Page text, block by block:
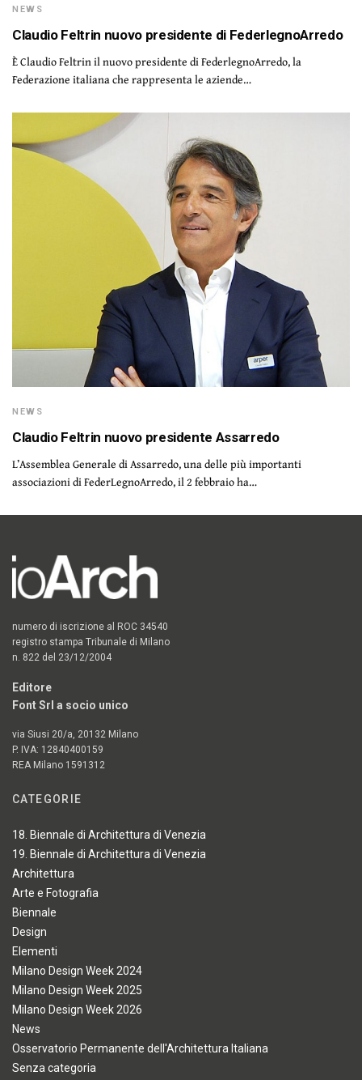
NEWS
Claudio Feltrin nuovo presidente di FederlegnoArredo
È Claudio Feltrin il nuovo presidente di FederlegnoArredo, la
Federazione italiana che rappresenta le aziende…
NEWS
Claudio Feltrin nuovo presidente Assarredo
L’Assemblea Generale di Assarredo, una delle più importanti
associazioni di FederLegnoArredo, il 2 febbraio ha…
numero di iscrizione al ROC 34540
registro stampa Tribunale di Milano
n. 822 del 23/12/2004
Editore
Font Srl a socio unico
via Siusi 20/a, 20132 Milano
P. IVA: 12840400159
REA Milano 1591312
CATEGORIE
18. Biennale di Architettura di Venezia
19. Biennale di Architettura di Venezia
Architettura
Arte e Fotografia
Biennale
Design
Elementi
Milano Design Week 2024
Milano Design Week 2025
Milano Design Week 2026
News
Osservatorio Permanente dell'Architettura Italiana
Senza categoria